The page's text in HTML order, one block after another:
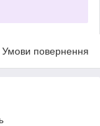
Умови повернення